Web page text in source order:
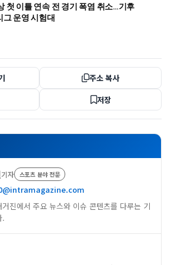
첫 이틀 연속 전 경기 폭염 취소…기후
그 운영 시험대
주소 복사
저장
기자 스포츠 분야 전문
거진에서 주요 뉴스와 이슈 콘텐츠를 다루는 기
.